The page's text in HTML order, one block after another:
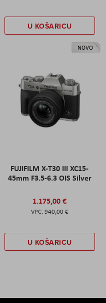
U KOŠARICU
NOVO
FUJIFILM X-T30 III XC15-
45mm F3.5-6.3 OIS Silver
1.175,00 €
940,00 €
U KOŠARICU